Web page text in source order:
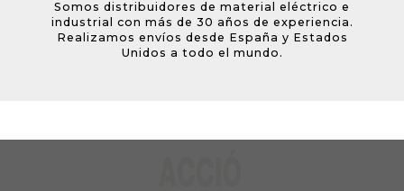
Somos distribuidores de material eléctrico e
industrial con más de 30 años de experiencia.
Realizamos envíos desde España y Estados
Unidos a todo el mundo.